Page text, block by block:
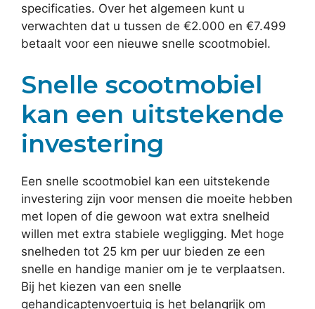
specificaties. Over het algemeen kunt u
verwachten dat u tussen de €2.000 en €7.499
betaalt voor een nieuwe snelle scootmobiel.
Snelle scootmobiel
kan een uitstekende
investering
Een snelle scootmobiel kan een uitstekende
investering zijn voor mensen die moeite hebben
met lopen of die gewoon wat extra snelheid
willen met extra stabiele wegligging. Met hoge
snelheden tot 25 km per uur bieden ze een
snelle en handige manier om je te verplaatsen.
Bij het kiezen van een snelle
gehandicaptenvoertuig is het belangrijk om